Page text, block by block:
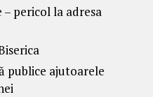
pericol la adresa
publice ajutoarele